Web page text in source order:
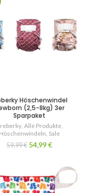
Höschenwindel
(2,5-8kg) 3er
Sparpaket
, Alle Produkte,
Höschenwindeln, Sale
59,99€ 54,99€